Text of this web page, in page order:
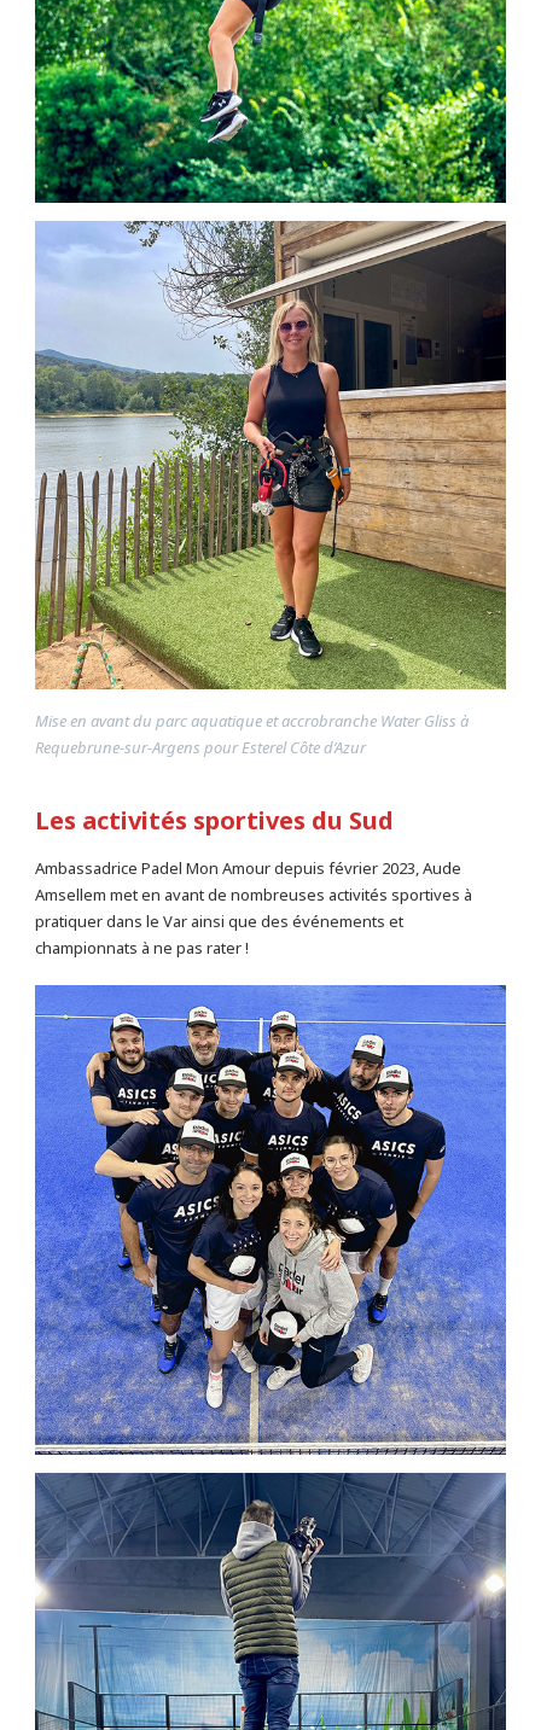
Mise en avant du parc aquatique et accrobranche Water Gliss à
Requebrune-sur-Argens pour Esterel Côte d’Azur
Les activités sportives du Sud
Ambassadrice Padel Mon Amour depuis février 2023, Aude
Amsellem met en avant de nombreuses activités sportives à
pratiquer dans le Var ainsi que des événements et
championnats à ne pas rater !